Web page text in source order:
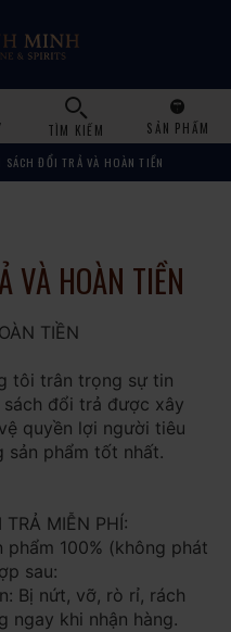
TÌM KIẾM
SẢN PHẨM
SÁCH ĐỔI TRẢ VÀ HOÀN TIỀN
VÀ HOÀN TIỀN
TIỀN
tôi trân trọng sự tin
đổi trả được xây
quyền lợi người tiêu
sản phẩm tốt nhất.
MIỄN PHÍ:
100% (không phát
sau:
Bị nứt, vỡ, rò rỉ, rách
ngay khi nhận hàng.